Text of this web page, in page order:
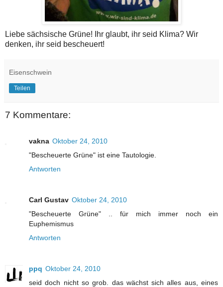
Liebe sächsische Grüne! Ihr glaubt, ihr seid Klima? Wir
denken, ihr seid bescheuert!
Eisenschwein
Teilen
7 Kommentare:
vakna Oktober 24, 2010
"Bescheuerte Grüne" ist eine Tautologie.
Antworten
Carl Gustav Oktober 24, 2010
"Bescheuerte Grüne" .. für mich immer noch ein
Euphemismus
Antworten
ppq Oktober 24, 2010
seid doch nicht so grob. das wächst sich alles aus, eines